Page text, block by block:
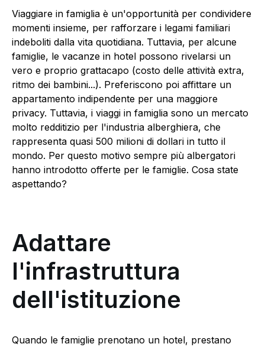
Viaggiare in famiglia è un'opportunità per condividere
momenti insieme, per rafforzare i legami familiari
indeboliti dalla vita quotidiana. Tuttavia, per alcune
famiglie, le vacanze in hotel possono rivelarsi un
vero e proprio grattacapo (costo delle attività extra,
ritmo dei bambini...). Preferiscono poi affittare un
appartamento indipendente per una maggiore
privacy. Tuttavia, i viaggi in famiglia sono un mercato
molto redditizio per l'industria alberghiera, che
rappresenta quasi 500 milioni di dollari in tutto il
mondo. Per questo motivo sempre più albergatori
hanno introdotto offerte per le famiglie. Cosa state
aspettando?
Adattare
l'infrastruttura
dell'istituzione
Quando le famiglie prenotano un hotel, prestano